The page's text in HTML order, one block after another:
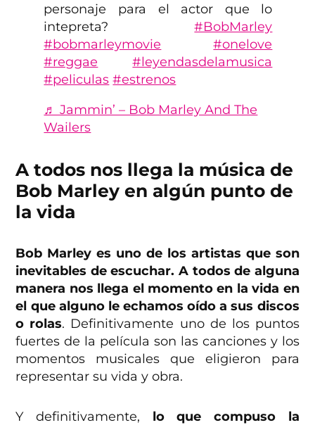
personaje para el actor que lo
intepreta?#BobMarley
#bobmarleymovie
#onelove
#reggae
#leyendasdelamusica
#peliculas #estrenos
♬ Jammin’ – Bob Marley And The
Wailers
A todos nos llega la música de
Bob Marley en algún punto de
la vida
Bob Marley es uno de los artistas que son
inevitables de escuchar. A todos de alguna
manera nos llega el momento en la vida en
el que alguno le echamos oído a sus discos
o rolas. Definitivamente uno de los puntos
fuertes de la película son las canciones y los
momentos musicales que eligieron para
representar su vida y obra.
Y definitivamente, lo que compuso la